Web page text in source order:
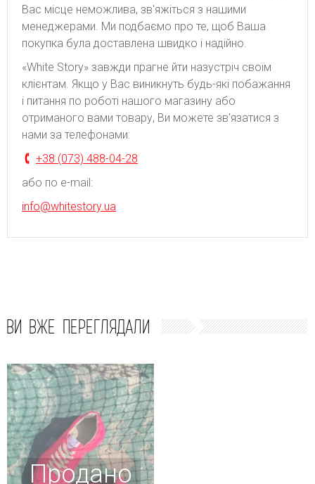
Вас місце неможлива, зв'яжіться з нашими
менеджерами. Ми подбаємо про те, щоб Ваша
покупка була доставлена швидко і надійно.
«White Story» завжди прагне йти назустріч своїм
клієнтам. Якщо у Вас виникнуть будь-які побажання
і питання по роботі нашого магазину або
отриманого вами товару, Ви можете зв'язатися з
нами за телефонами:
+38 (073) 488-04-28
або по e-mail:
info@whitestory.ua
ВИ ВЖЕ ПЕРЕГЛЯДАЛИ
Продано